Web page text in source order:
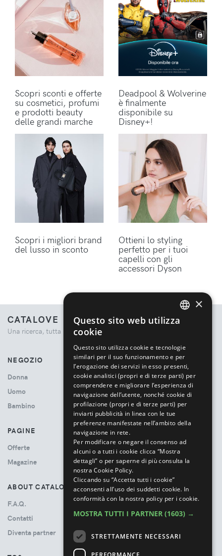
Scopri sconti e offerte
su cosmetici, profumi
e prodotti beauty
delle grandi marche
Deadpool & Wolverine
è finalmente
disponibile su
Disney+!
Scopri i migliori brand
del lusso in sconto
Ottieni lo styling
perfetto per i tuoi
capelli con gli
accessori Dyson
CATALOVE
Una ricerca, tutta la moda.
NEGOZIO
Donna
Uomo
Bambino
PAGINE
Offerte
Magazine
ABOUT CATALOVE
F.A.Q.
Contatti
Diventa partner
×
Questo sito web utilizza
cookie
Questo sito utilizza cookie e tecnologie
similari per il suo funzionamento e per
l’erogazione dei servizi in esso presenti,
cookie analitici (propri e di terze parti) per
comprendere e migliorare l’esperienza di
navigazione dell’utente, nonché cookie di
profilazione (propri e di terze parti) per
inviarti pubblicità in linea con le tue
preferenze manifestate nell’ambito della
navigazione in rete.
Per modificare o negare il consenso ad
alcuni o a tutti i cookie clicca “Mostra
dettagli” o per saperne di più consulta la
nostra Cookie Policy.
Cliccando su “Accetta tutti i cookie”
acconsenti all’uso dei suddetti cookie. In
conformità con la nostra policy per i cookie.
MOSTRA TUTTI I PARTNER (1603) →
STRETTAMENTE NECESSARI